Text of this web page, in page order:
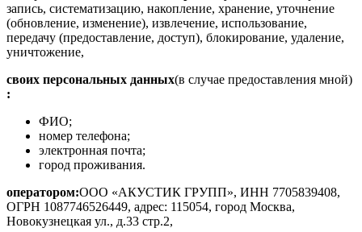
запись, систематизацию, накопление, хранение, уточнение
(обновление, изменение), извлечение, использование,
передачу (предоставление, доступ), блокирование, удаление,
уничтожение,
своих персональных данных(в случае предоставления мной)
:
ФИО;
номер телефона;
электронная почта;
город проживания.
оператором:ООО «АКУСТИК ГРУПП», ИНН 7705839408,
ОГРН 1087746526449, адрес: 115054, город Москва,
Новокузнецкая ул., д.33 стр.2,